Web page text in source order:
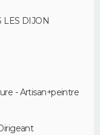
LES DIJON
- Artisan+peintre